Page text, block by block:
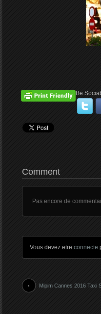
Be
Comment
Pas encore de
Vous devez etre connecte
Mipim Cannes 2016 Taxi